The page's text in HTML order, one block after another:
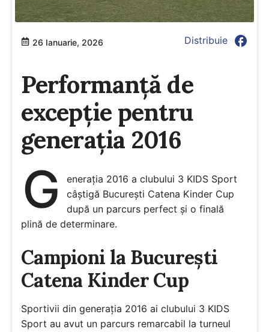
26 Ianuarie, 2026 Distribuie facebook
Performanță de
excepție pentru
generația 2016
G
enerația 2016 a clubului 3 KIDS Sport
câștigă București Catena Kinder Cup
după un parcurs perfect și o finală
plină de determinare.
Campioni la București
Catena Kinder Cup
Sportivii din generația 2016 ai clubului 3 KIDS
Sport au avut un parcurs remarcabil la turneul